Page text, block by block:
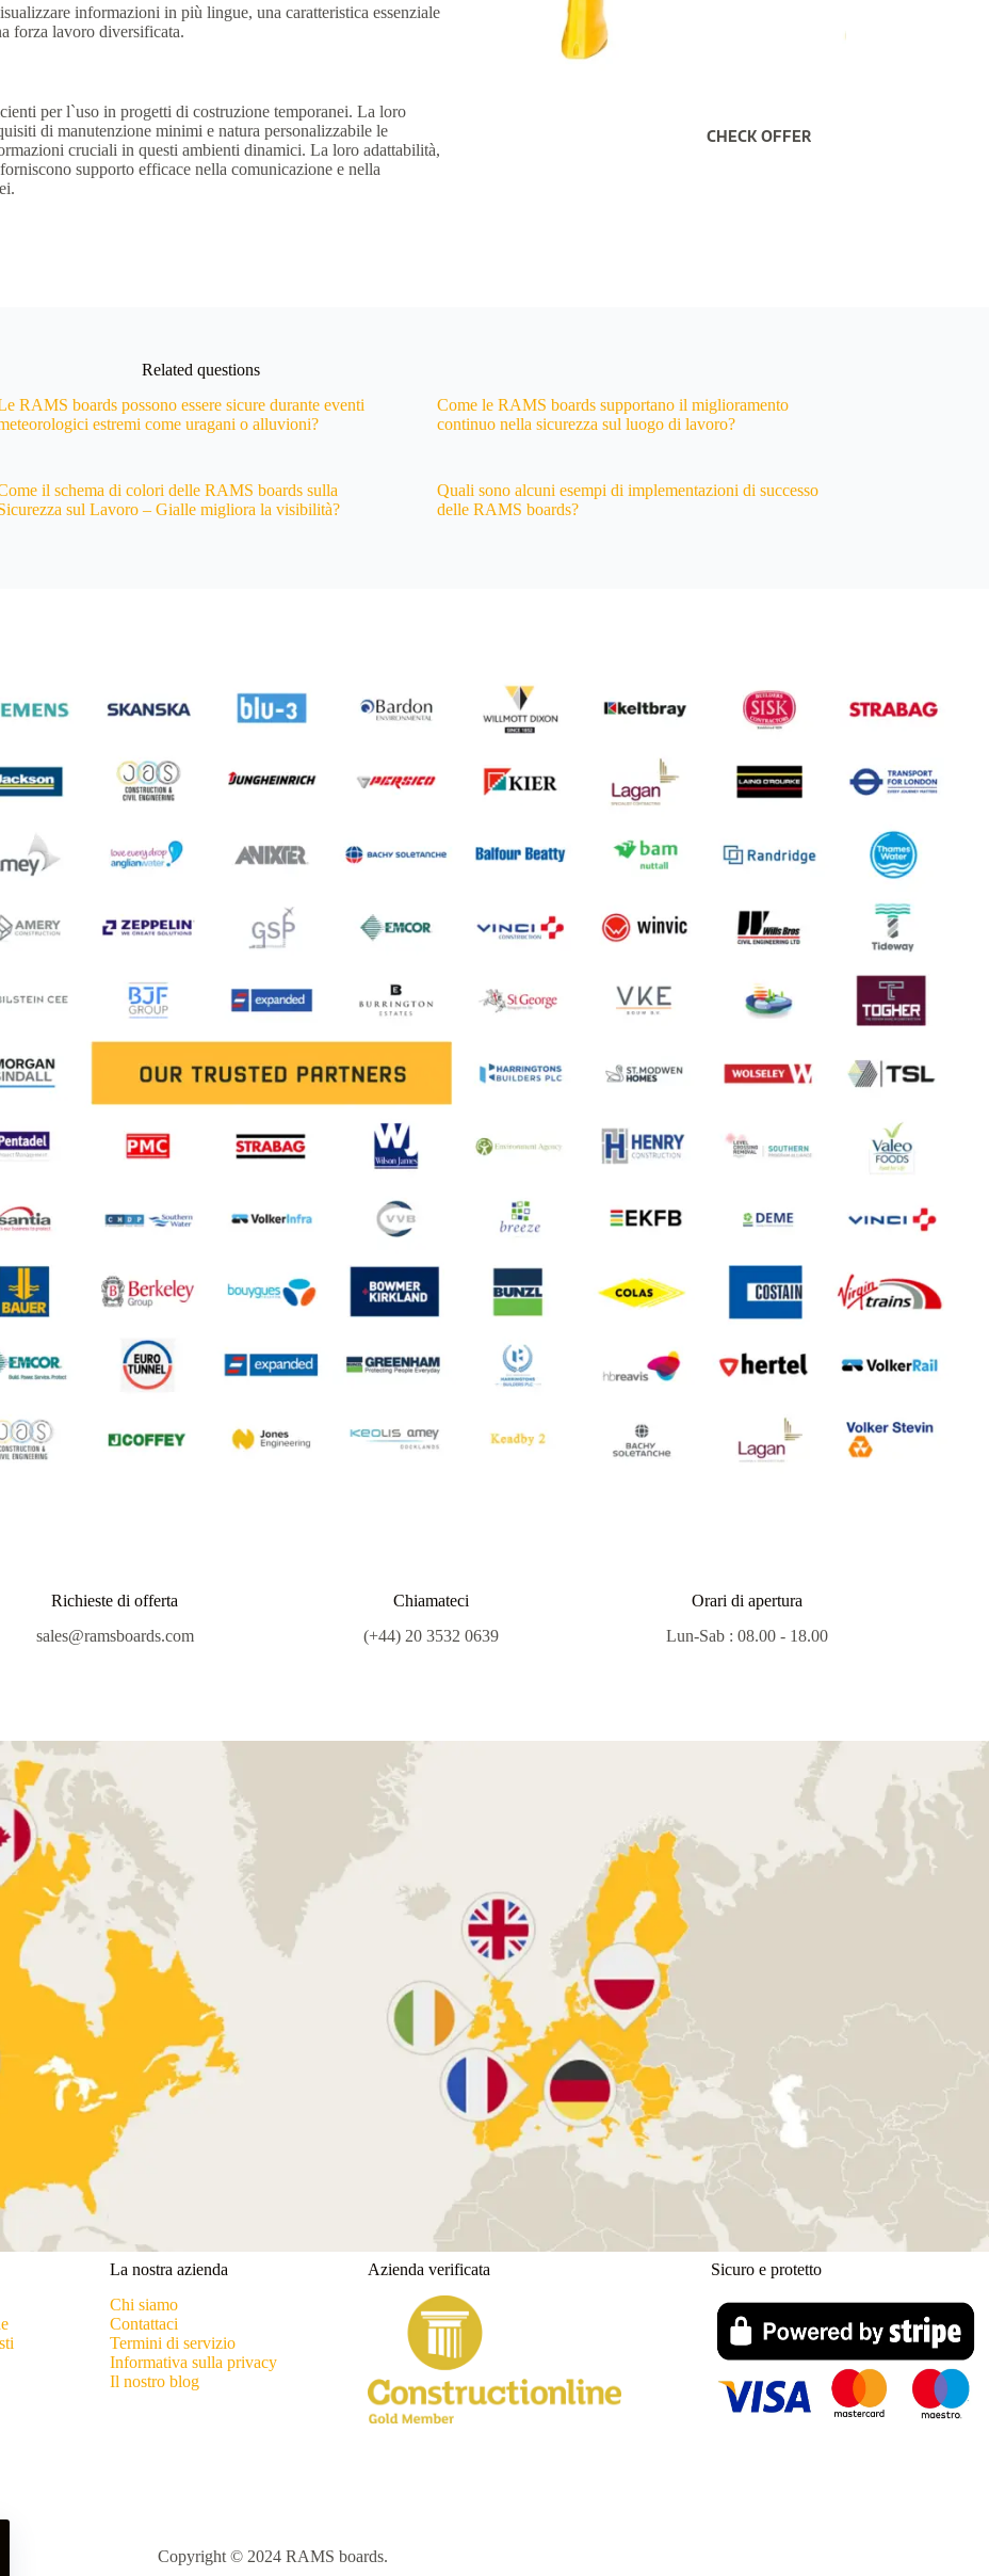
informazioni in più lingue, una caratteristica essenziale
forza lavoro diversificata.
per l`uso in progetti di costruzione temporanei. La loro
di manutenzione minimi e natura personalizzabile le
cruciali in questi ambienti dinamici. La loro adattabilità,
supporto efficace nella comunicazione e nella
CHECK OFFER
Related questions
RAMS boards possono essere sicure durante eventi
estremi come uragani o alluvioni?
Come le RAMS boards supportano il miglioramento
continuo nella sicurezza sul luogo di lavoro?
il schema di colori delle RAMS boards sulla
sul Lavoro – Gialle migliora la visibilità?
Quali sono alcuni esempi di implementazioni di successo
delle RAMS boards?
Richieste di offerta
sales@ramsboards.com
Chiamateci
(+44) 20 3532 0639
Orari di apertura
Lun-Sab : 08.00 - 18.00
La nostra azienda
Chi siamo
Contattaci
Termini di servizio
Informativa sulla privacy
Il nostro blog
Azienda verificata Sicuro e protetto
Copyright © 2024 RAMS boards.